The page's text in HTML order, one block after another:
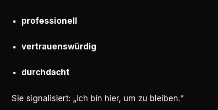
professionell
vertrauenswürdig
durchdacht
Sie signalisiert: „Ich bin hier, um zu bleiben.“